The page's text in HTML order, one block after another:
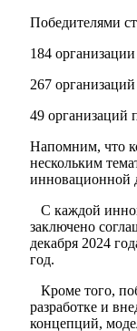
Победителями
184
267
49 организаций
Напомним, что
нескольким
инновационной
С каждой
заключено
декабря 2024
год.
Кроме того,
разработке и
концепций,
Мэр